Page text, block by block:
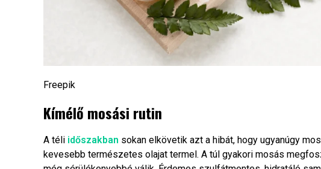
Freepik
Kímélő mosási rutin
A téli időszakban sokan elkövetik azt a hibát, hogy ugyanúgy
kevesebb természetes olajat termel. A túl gyakori mosás